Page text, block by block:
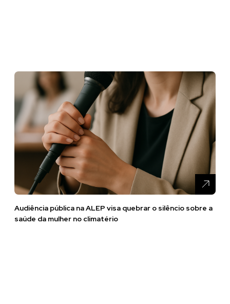
Audiência pública na ALEP visa quebrar o silêncio sobre a
saúde da mulher no climatério